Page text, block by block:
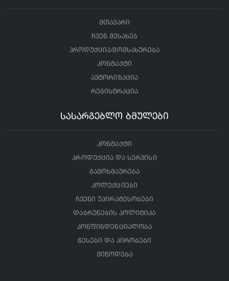
მთავარი
ჩვენ შესახებ
პროდუქცია/მომსახურება
კონტაქტი
ავტორიზაცია
რეგისტრაცია
სასარგებლო ბმულები
კონტაქტი
პროდუქცია და სერვისი
გამოხმაურება
კოლექციები
ჩვენი უპირატესობები
დაბრუნების პოლიტიკა
კონფინდენციალობა
წესები და პირობები
მიწოდება